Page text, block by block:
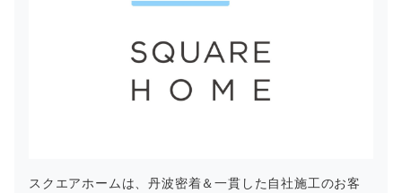
スクエアホームは、丹波密着＆一貫した自社施工のお客